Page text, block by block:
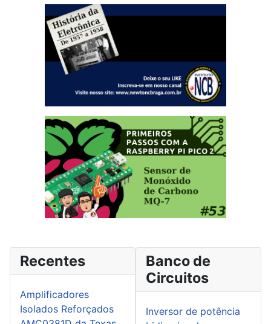
Recentes
Amplificadores
Isolados Reforçados
Banco de
Circuitos
Inversor de potência